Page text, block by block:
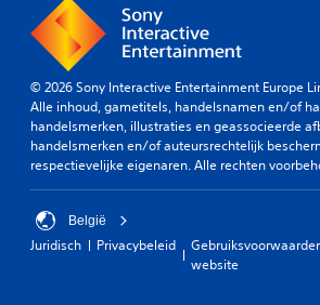
© 2026 Sony Interactive Entertainment Europe
Alle inhoud, gametitels, handelsnamen en/of
handelsmerken, illustraties en geassocieerde
handelsmerken en/of auteursrechtelijk
respectievelijke eigenaren. Alle rechten
België
Juridisch Privacybeleid
website